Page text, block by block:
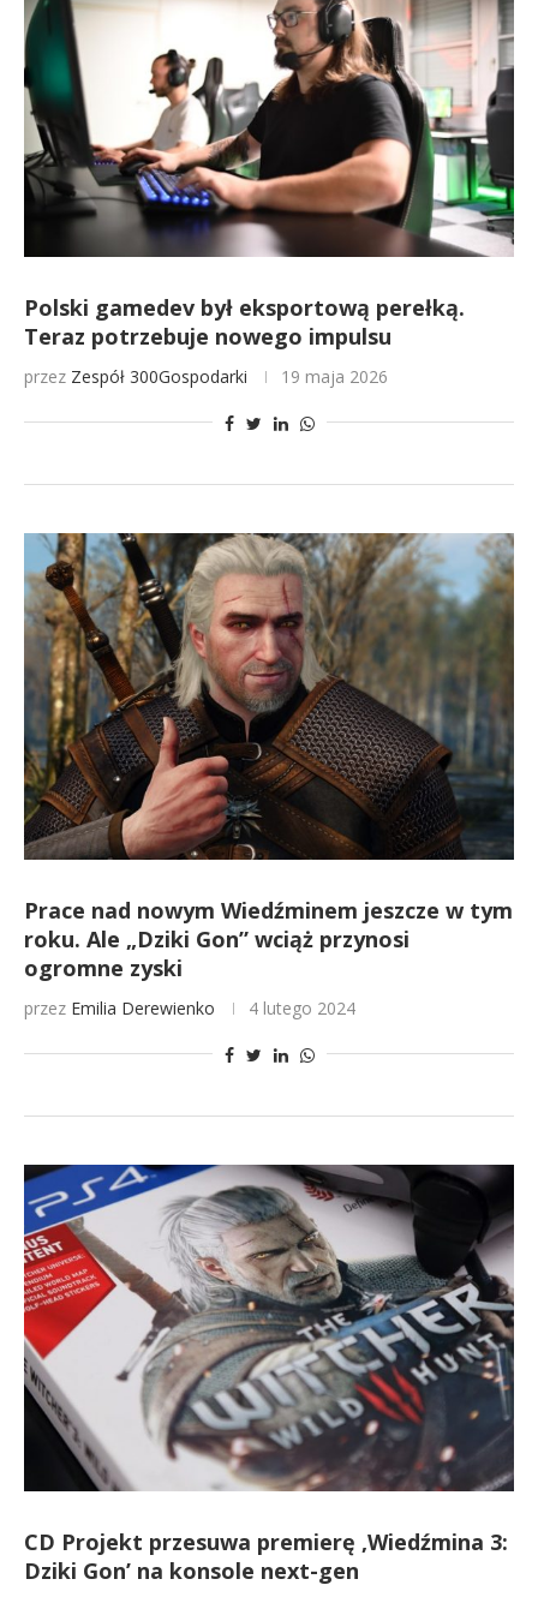
Polski gamedev był eksportową perełką.
Teraz potrzebuje nowego impulsu
przez Zespół 300Gospodarki 19 maja 2026
Prace nad nowym Wiedźminem jeszcze w tym
roku. Ale „Dziki Gon” wciąż przynosi
ogromne zyski
przez Emilia Derewienko 4 lutego 2024
CD Projekt przesuwa premierę ‚Wiedźmina 3:
Dziki Gon’ na konsole next-gen